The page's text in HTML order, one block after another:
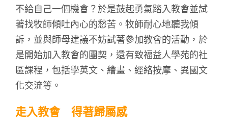
不給自己一個機會？於是鼓起勇氣踏入教會並試
著找牧師傾吐內心的愁苦。牧師耐心地聽我傾
訴，並與師母建議不妨試著參加教會的活動，於
是開始加入教會的團契，還有致福益人學苑的社
區課程，包括學英文、繪畫、經絡按摩、異國文
化交流等。
走入教會 得著歸屬感